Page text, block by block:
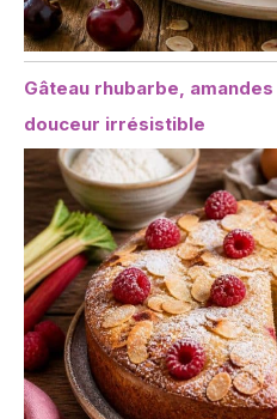
Gâteau rhubarbe,
douceur irrésistible